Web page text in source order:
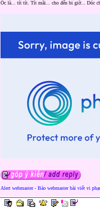
Ốc là... tít tít. Tít mãi... cho đến bi giờ... Dóc
Alert webmaster - Báo webmaster bài viết vi